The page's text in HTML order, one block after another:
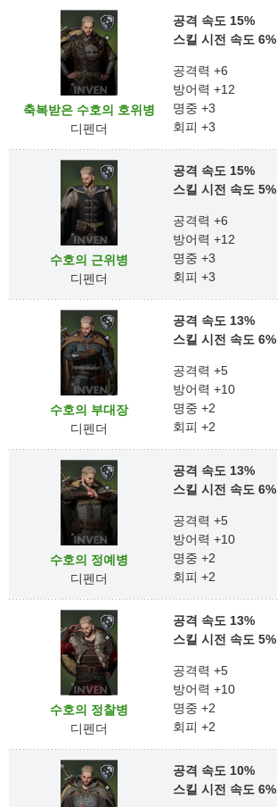
축복받은 수호의 호위병
디펜더
공격 속도 15%
스킬 시전 속도 6%
공격력 +6
방어력 +12
명중 +3
회피 +3
수호의 근위병
디펜더
공격 속도 15%
스킬 시전 속도 5%
공격력 +6
방어력 +12
명중 +3
회피 +3
수호의 부대장
디펜더
공격 속도 13%
스킬 시전 속도 6%
공격력 +5
방어력 +10
명중 +2
회피 +2
수호의 정예병
디펜더
공격 속도 13%
스킬 시전 속도 6%
공격력 +5
방어력 +10
명중 +2
회피 +2
수호의 정찰병
디펜더
공격 속도 13%
스킬 시전 속도 5%
공격력 +5
방어력 +10
명중 +2
회피 +2
공격 속도 10%
스킬 시전 속도 6%